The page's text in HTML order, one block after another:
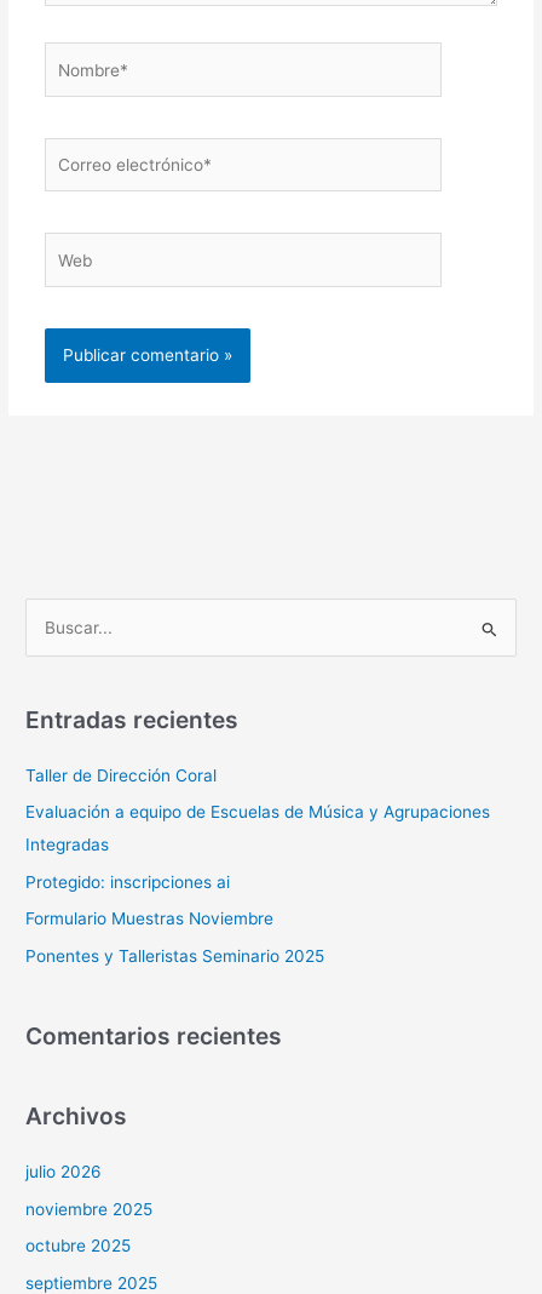
electrónico*
c
r
:
Entradas recientes
Taller de Dirección Coral
Evaluación a equipo de Escuelas de Música y Agrupaciones
Integradas
Protegido: inscripciones ai
Formulario Muestras Noviembre
Ponentes y Talleristas Seminario 2025
Comentarios recientes
Archivos
julio 2026
noviembre 2025
octubre 2025
septiembre 2025